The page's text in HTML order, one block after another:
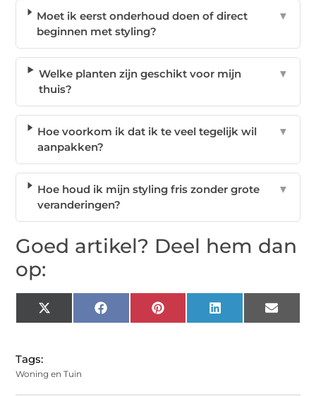
Moet ik eerst onderhoud doen of direct
beginnen met styling?
▼
Welke planten zijn geschikt voor mijn
thuis?
▼
Hoe voorkom ik dat ik te veel tegelijk wil
aanpakken?
▼
Hoe houd ik mijn styling fris zonder grote
veranderingen?
▼
Goed artikel? Deel hem dan
op:
X
(Twitter)
Facebook Pinterest LinkedIn Email
Tags:
Woning en Tuin